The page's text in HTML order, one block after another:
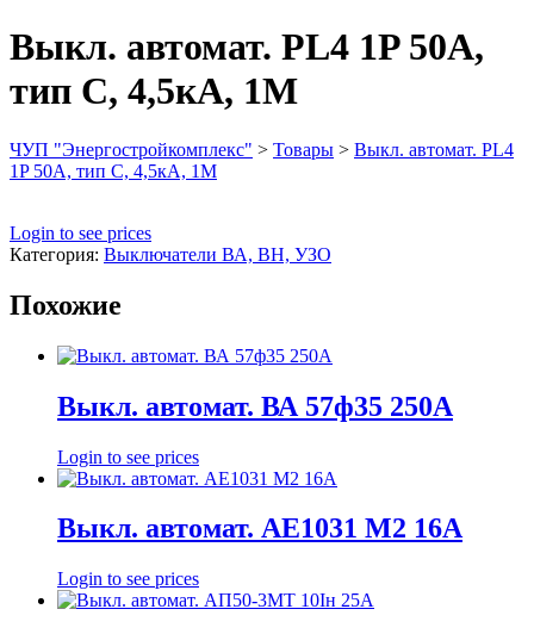
Выкл. автомат. PL4 1P 50А,
тип C, 4,5кА, 1M
ЧУП "Энергостройкомплекс" > Товары > Выкл. автомат. PL4
1P 50А, тип C, 4,5кА, 1M
Login to see prices
Категория: Выключатели ВА, ВН, УЗО
Похожие
Выкл. автомат. ВА 57ф35 250А
Login to see prices
Выкл. автомат. АЕ1031 М2 16А
Login to see prices